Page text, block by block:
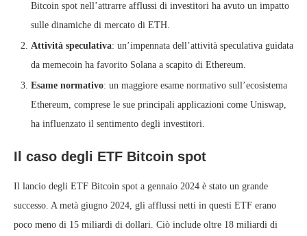
Bitcoin spot nell’attrarre afflussi di investitori ha avuto un impatto
sulle dinamiche di mercato di ETH.
Attività speculativa: un’impennata dell’attività speculativa guidata
da memecoin ha favorito Solana a scapito di Ethereum.
Esame normativo: un maggiore esame normativo sull’ecosistema
Ethereum, comprese le sue principali applicazioni come Uniswap,
ha influenzato il sentimento degli investitori.
Il caso degli ETF Bitcoin spot
Il lancio degli ETF Bitcoin spot a gennaio 2024 è stato un grande
successo. A metà giugno 2024, gli afflussi netti in questi ETF erano
poco meno di 15 miliardi di dollari. Ciò include oltre 18 miliardi di